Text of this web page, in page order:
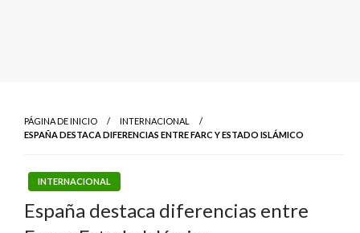
PÁGINA DE INICIO
INTERNACIONAL
ESPAÑA DESTACA DIFERENCIAS ENTRE FARC Y ESTADO ISLÁMICO
INTERNACIONAL
España destaca diferencias entre